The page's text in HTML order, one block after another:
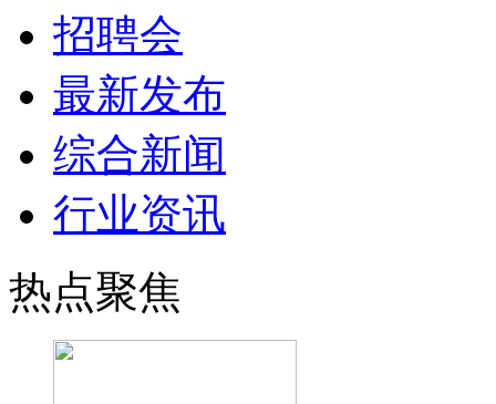
招聘会
最新发布
综合新闻
行业资讯
热点聚焦